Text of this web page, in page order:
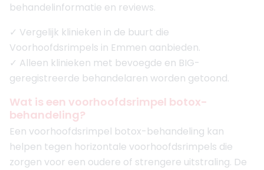
behandelinformatie en reviews.
✓ Vergelijk klinieken in de buurt die
Voorhoofdsrimpels in Emmen aanbieden.
✓ Alleen klinieken met bevoegde en BIG-
geregistreerde behandelaren worden getoond.
Wat is een voorhoofdsrimpel botox-
behandeling?
Een voorhoofdsrimpel botox-behandeling kan
helpen tegen horizontale voorhoofdsrimpels die
zorgen voor een oudere of strengere uitstraling. De